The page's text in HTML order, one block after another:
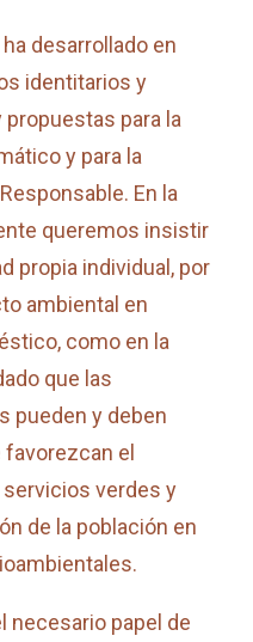
desarrollado en
identitarios y
para la
y para la
En la
queremos insistir
propia individual, por
ambiental en
como en la
que las
pueden y deben
el
verdes y
de la población en
necesario papel de